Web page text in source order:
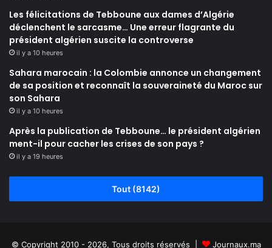
Les félicitations de Tebboune aux dames d’Algérie
déclenchent le sarcasme… Une erreur flagrante du
président algérien suscite la controverse
il y a 10 heures
Sahara marocain : la Colombie annonce un changement
de sa position et reconnaît la souveraineté du Maroc sur
son Sahara
il y a 10 heures
Après la publication de Tebboune… le président algérien
ment-il pour cacher les crises de son pays ?
il y a 19 heures
Tout (8142)
© Copyright 2010 - 2026, Tous droits réservés | Journaux.ma